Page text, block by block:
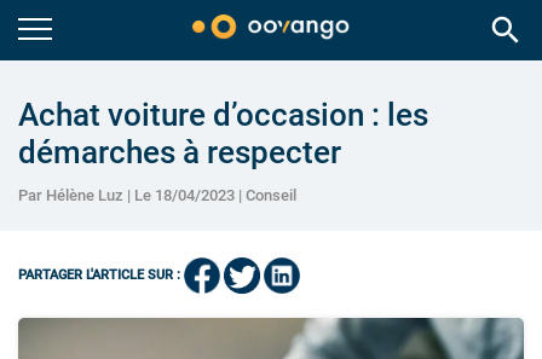
search
Achat voiture d’occasion : les
démarches à respecter
Par Hélène Luz | Le 18/04/2023 | Conseil
PARTAGER L'ARTICLE SUR :